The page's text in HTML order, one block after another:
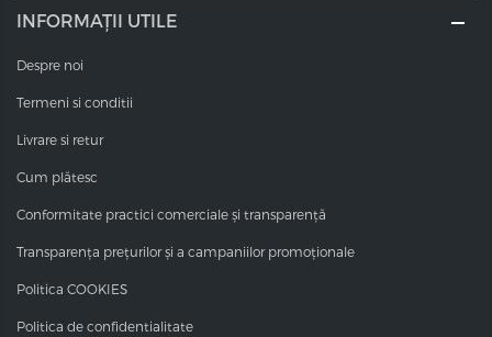
INFORMAȚII UTILE
Despre noi
Termeni si conditii
Livrare si retur
Cum plătesc
Conformitate practici comerciale și transparență
Transparența prețurilor și a campaniilor promoționale
Politica COOKIES
Politica de confidentialitate